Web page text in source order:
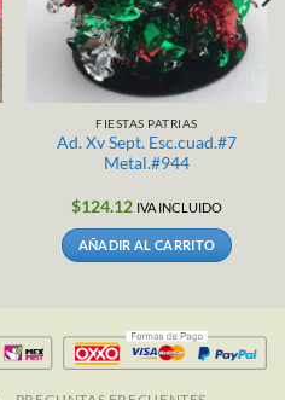
FIESTAS PATRIAS
Ad. Xv Sept. Esc.cuad.#7
Metal.#944
$124.12 IVA INCLUIDO
AÑADIR AL CARRITO